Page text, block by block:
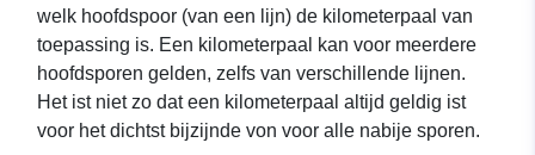
welk hoofdspoor (van een lijn) de kilometerpaal van
toepassing is. Een kilometerpaal kan voor meerdere
hoofdsporen gelden, zelfs van verschillende lijnen.
Het ist niet zo dat een kilometerpaal altijd geldig ist
voor het dichtst bijzijnde von voor alle nabije sporen.